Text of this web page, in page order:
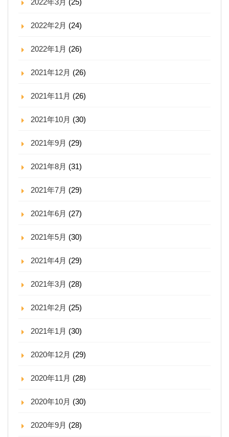
2022年3月 (25)
2022年2月 (24)
2022年1月 (26)
2021年12月 (26)
2021年11月 (26)
2021年10月 (30)
2021年9月 (29)
2021年8月 (31)
2021年7月 (29)
2021年6月 (27)
2021年5月 (30)
2021年4月 (29)
2021年3月 (28)
2021年2月 (25)
2021年1月 (30)
2020年12月 (29)
2020年11月 (28)
2020年10月 (30)
2020年9月 (28)